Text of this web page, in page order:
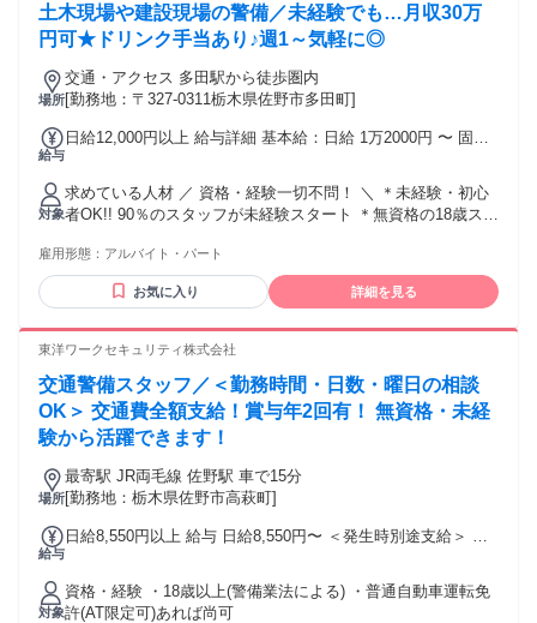
験者 ◆防災センターや施設警備、 パトロールなどの警備員経
験者や 道路警備、駐車場警備の経験者 ◆巡回、監視、安全管
先輩スタッフの前職＞ ・軽作業、清掃、運送ドライバーの経
験者や ・販売、接客、コンビニや土木系の経験者など 様々な
土木現場や建設現場の警備／未経験でも…月収30万
円可★ドリンク手当あり♪週1～気軽に◎
場所
交通・アクセス 多田駅から徒歩圏内
[勤務地：〒327-0311栃木県佐野市多田町]
給与
日給12,000円以上 給与詳細 基本給：日給 1万2000円 〜 固定
勤・家族手当金額：なし 全員に一律で支払われるその他手当
金額：なし 【日勤】日給1万円 【夜勤】日給1万2000円 - ／
資格・役職によって さらに高額手当支給!! 高収入・高額求人
をお探しの方に！ ＼ ＊高速道路本線の警備は日給＋500円 運
給＋500円 (資格配置現場なら＋1500円) 1級：日給＋800円 (資
格配置現場なら＋1800円)
対象
求めている人材 ／ 資格・経験一切不問！ ＼ ＊未経験・初心
者OK!! 90％のスタッフが未経験スタート ＊無資格の18歳スタ
50代の中高年/ミドル活躍中 ＊60代以上のシニア活躍中 ＊定
年後のセカンドキャリアにも◎ ＊フリーター、ブランクのあ
る方歓迎 ／ 警備経験のある方【採用率UP!!】 ＼ ・巡回、監
者 ・防災センターや施設警備、 パトロールなどの警備員経験
資格をお持ちの方 ＜先輩スタッフの前職＞ ・軽作業、清掃、
運送ドライバーの経験者や ・販売、接客、コンビニや土木系
の経験者など 様々な業界の経験者が幅広く活躍中！
雇用形態： アルバイト・パート
お気に入り 詳細を見る
東洋ワークセキュリティ株式会社
交通警備スタッフ／＜勤務時間・日数・曜日の相談
OK＞ 交通費全額支給！賞与年2回有！ 無資格・未経
験から活躍できます！
場所
最寄駅 JR両毛線 佐野駅 車で15分
[勤務地：栃木県佐野市高萩町]
給与
日給8,550円以上 給与 日給8,550円〜 ＜発生時別途支給＞ ・
片道 50 キロ以上：1,000円／日 片道100キロ以上：2,000円／
日
対象
資格・経験 ・18歳以上(警備業法による) ・普通自動車運転免
許(AT限定可)あれば尚可